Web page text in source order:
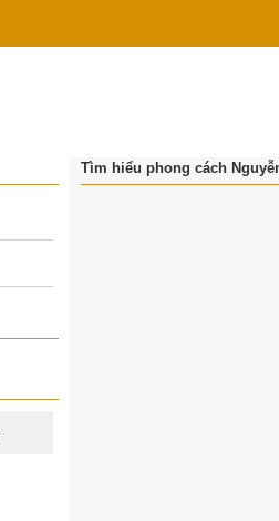
Tìm hiểu phong cách